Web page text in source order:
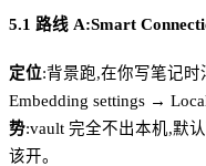
5.1 路线 A:Smart
定位:背景跑,在你写笔记时
Embedding settings →
势:vault 完全不出本机,默
该开。